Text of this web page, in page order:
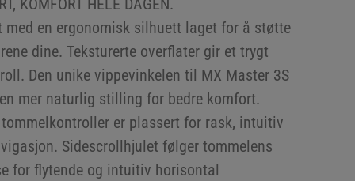
KOMFORT HELE DAGEN.
en ergonomisk silhuett laget for å støtte
dine. Teksturerte overflater gir et trygt
Den unike vippevinkelen til MX Master 3S
mer naturlig stilling for bedre komfort.
er plassert for rask, intuitiv
Sidescrollhjulet følger tommelens
for flytende og intuitiv horisontal